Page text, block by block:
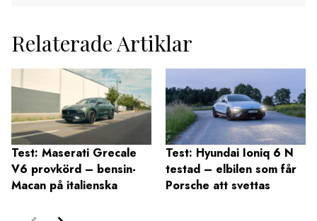
Relaterade Artiklar
Test: Maserati Grecale
V6 provkörd – bensin-
Macan på italienska
Test: Hyundai Ioniq 6 N
testad – elbilen som får
Porsche att svettas